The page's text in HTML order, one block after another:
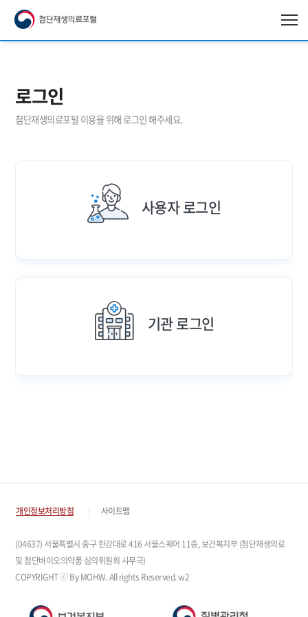
로그인
첨단재생의료포털 이용을 위해 로그인 해주세요.
사용자 로그인
기관 로그인
개인정보처리방침 사이트맵
(04637) 서울특별시 중구 한강대로 416 서울스퀘어 11층, 보건복지부 (첨단재생의료
및 첨단바이오의약품 심의위원회 사무국)
COPYRIGHT ⓒ By MOHW. All rights Reserved. w2